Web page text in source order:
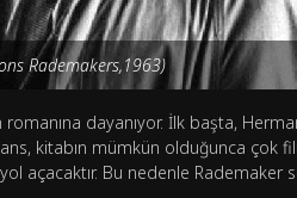
Rademakers,1963)
dayanıyor. İlk başta,
kitabın mümkün olduğunca çok
açacaktır. Bu nedenle Rademaker